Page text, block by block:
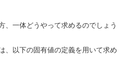
、一体どうやって求めるのでしょう
、以下の固有値の定義を用いて求め